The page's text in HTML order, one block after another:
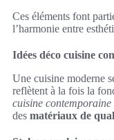
Ces éléments font
l’harmonie entre
Idées déco cuisine
Une cuisine moderne
reflètent à la fois la
cuisine contemporaine
des matériaux de